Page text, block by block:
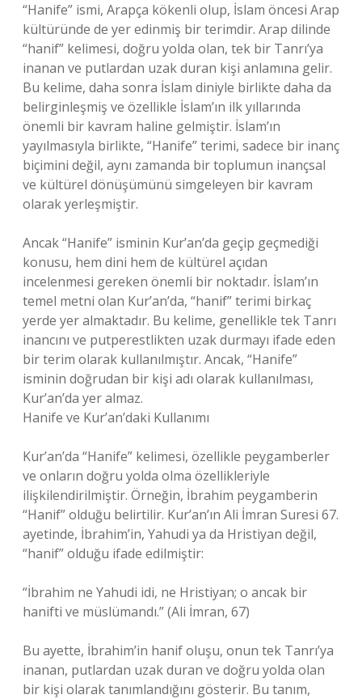
“Hanife” ismi, Arapça kökenli olup, İslam öncesi Arap
kültüründe de yer edinmiş bir terimdir. Arap dilinde
“hanif” kelimesi, doğru yolda olan, tek bir Tanrı’ya
inanan ve putlardan uzak duran kişi anlamına gelir.
Bu kelime, daha sonra İslam diniyle birlikte daha da
belirginleşmiş ve özellikle İslam’ın ilk yıllarında
önemli bir kavram haline gelmiştir. İslam’ın
yayılmasıyla birlikte, “Hanife” terimi, sadece bir inanç
biçimini değil, aynı zamanda bir toplumun inançsal
ve kültürel dönüşümünü simgeleyen bir kavram
olarak yerleşmiştir.
Ancak “Hanife” isminin Kur’an’da geçip geçmediği
konusu, hem dini hem de kültürel açıdan
incelenmesi gereken önemli bir noktadır. İslam’ın
temel metni olan Kur’an’da, “hanif” terimi birkaç
yerde yer almaktadır. Bu kelime, genellikle tek Tanrı
inancını ve putperestlikten uzak durmayı ifade eden
bir terim olarak kullanılmıştır. Ancak, “Hanife”
isminin doğrudan bir kişi adı olarak kullanılması,
Kur’an’da yer almaz.
Hanife ve Kur’an’daki Kullanımı
Kur’an’da “Hanife” kelimesi, özellikle peygamberler
ve onların doğru yolda olma özellikleriyle
ilişkilendirilmiştir. Örneğin, İbrahim peygamberin
“Hanif” olduğu belirtilir. Kur’an’ın Ali İmran Suresi 67.
ayetinde, İbrahim’in, Yahudi ya da Hristiyan değil,
“hanif” olduğu ifade edilmiştir:
“İbrahim ne Yahudi idi, ne Hristiyan; o ancak bir
hanifti ve müslümandı.” (Ali İmran, 67)
Bu ayette, İbrahim’in hanif oluşu, onun tek Tanrı’ya
inanan, putlardan uzak duran ve doğru yolda olan
bir kişi olarak tanımlandığını gösterir. Bu tanım,